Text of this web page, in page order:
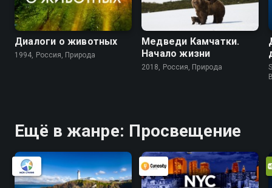
Диалоги о животных
1994, Россия, Природа
Медведи Камчатки.
Начало жизни
2018, Россия, Природа
Ещё в жанре: Просвещение